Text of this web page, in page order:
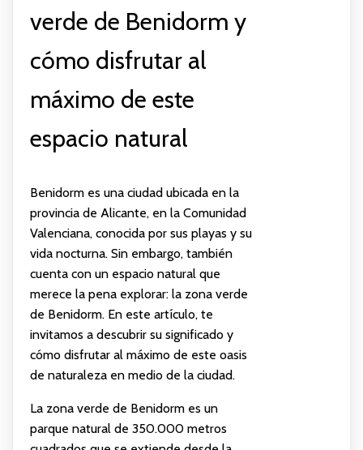
verde de Benidorm y
cómo disfrutar al
máximo de este
espacio natural
Benidorm es una ciudad ubicada en la
provincia de Alicante, en la Comunidad
Valenciana, conocida por sus playas y su
vida nocturna. Sin embargo, también
cuenta con un espacio natural que
merece la pena explorar: la zona verde
de Benidorm. En este artículo, te
invitamos a descubrir su significado y
cómo disfrutar al máximo de este oasis
de naturaleza en medio de la ciudad.
La zona verde de Benidorm es un
parque natural de 350.000 metros